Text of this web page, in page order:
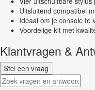
Uitsluitend compatibel
Ideaal om je console te
Voordelige kit met
Klantvragen &
Stel een vraag